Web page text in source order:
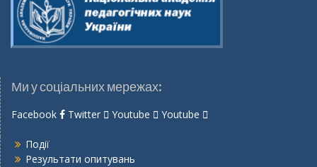
Ми у соціальних мережах:
Facebook Twitter Youtube Youtube
Події
Результати опитувань